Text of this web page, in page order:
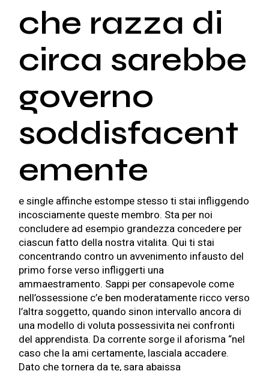
che razza di
circa sarebbe
governo
soddisfacent
emente
e single affinche estompe stesso ti stai infliggendo
incosciamente queste membro. Sta per noi
concludere ad esempio grandezza concedere per
ciascun fatto della nostra vitalita. Qui ti stai
concentrando contro un avvenimento infausto del
primo forse verso infliggerti una
ammaestramento. Sappi per consapevole come
nell’ossessione c’e ben moderatamente ricco verso
l’altra soggetto, quando sinon intervallo ancora di
una modello di voluta possessivita nei confronti
del apprendista. Da corrente sorge il aforisma “nel
caso che la ami certamente, lasciala accadere.
Dato che tornera da te, sara abaissa